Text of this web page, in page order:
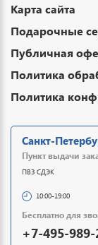
Карта сайта
Подарочные
Публичная
Политика
Политика
Санкт-
Пункт выдачи
ПВЗ СДЭК
10:00-19:00
Бесплатно для
+7-495-